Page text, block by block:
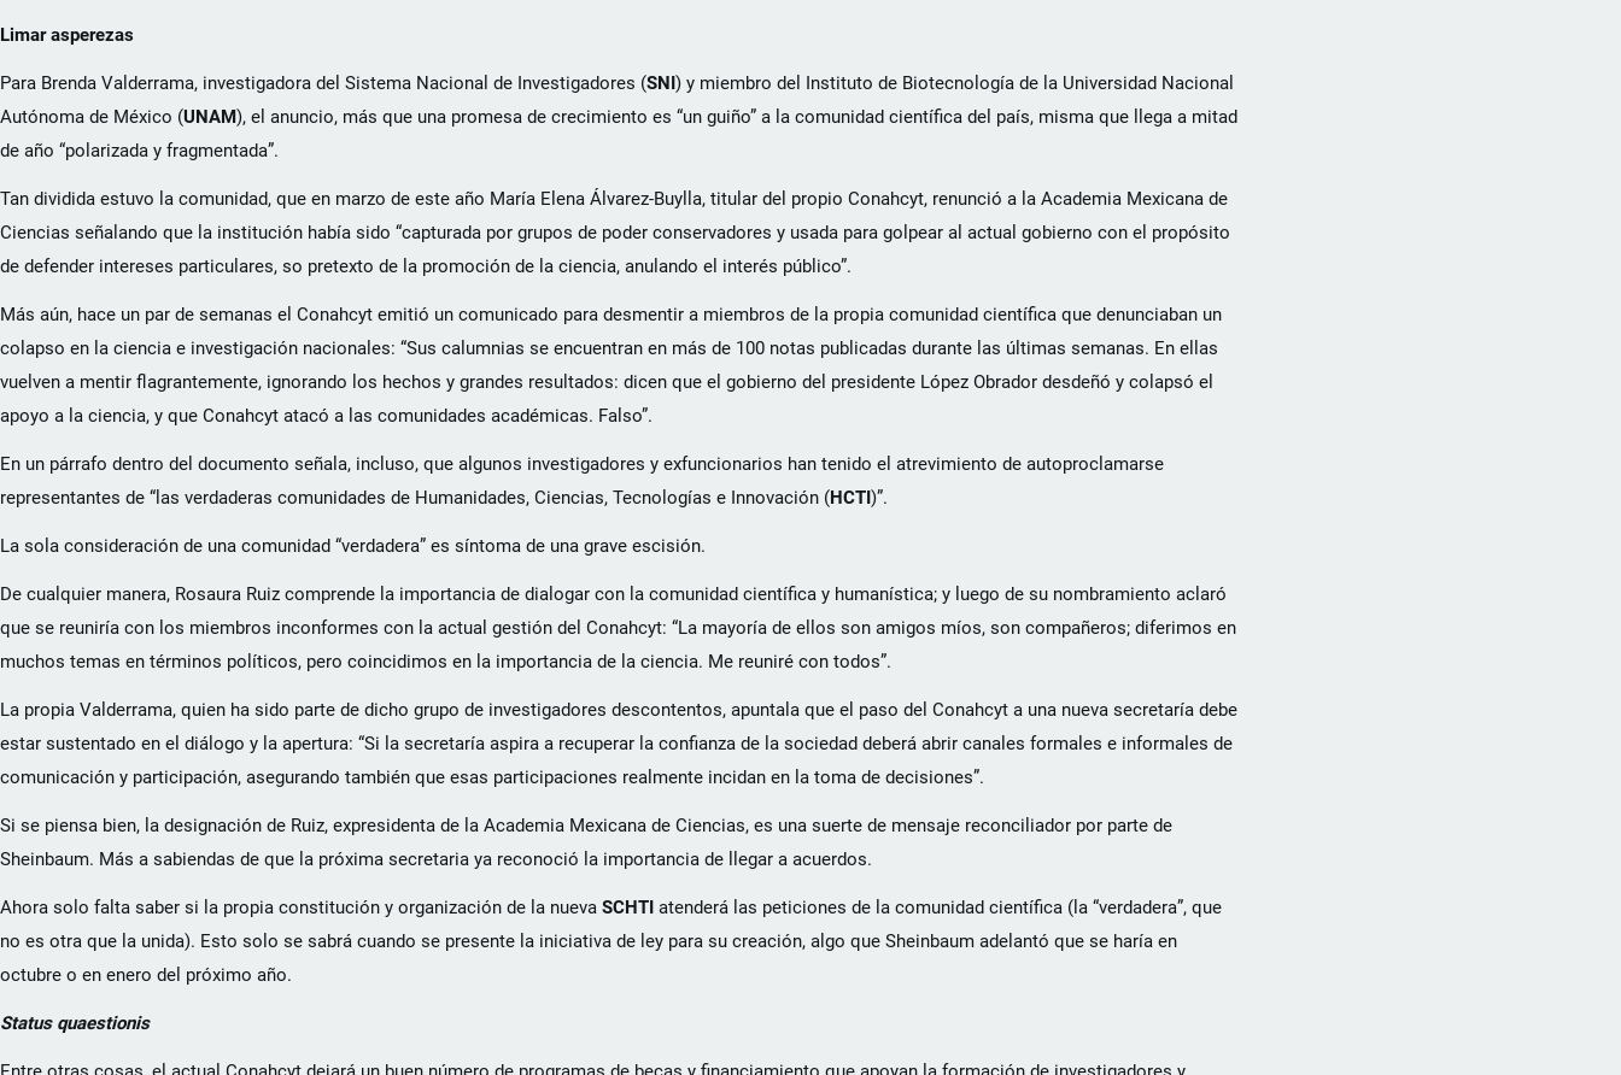
Limar asperezas
Para Brenda Valderrama, investigadora del Sistema Nacional de Investigadores (SNI) y miembro del Instituto de Biotecnología de la Universidad Nacional
Autónoma de México (UNAM), el anuncio, más que una promesa de crecimiento es “un guiño” a la comunidad científica del país, misma que llega a mitad
de año “polarizada y fragmentada”.
Tan dividida estuvo la comunidad, que en marzo de este año María Elena Álvarez-Buylla, titular del propio Conahcyt, renunció a la Academia Mexicana de
Ciencias señalando que la institución había sido “capturada por grupos de poder conservadores y usada para golpear al actual gobierno con el propósito
de defender intereses particulares, so pretexto de la promoción de la ciencia, anulando el interés público”.
Más aún, hace un par de semanas el Conahcyt emitió un comunicado para desmentir a miembros de la propia comunidad científica que denunciaban un
colapso en la ciencia e investigación nacionales: “Sus calumnias se encuentran en más de 100 notas publicadas durante las últimas semanas. En ellas
vuelven a mentir flagrantemente, ignorando los hechos y grandes resultados: dicen que el gobierno del presidente López Obrador desdeñó y colapsó el
apoyo a la ciencia, y que Conahcyt atacó a las comunidades académicas. Falso”.
En un párrafo dentro del documento señala, incluso, que algunos investigadores y exfuncionarios han tenido el atrevimiento de autoproclamarse
representantes de “las verdaderas comunidades de Humanidades, Ciencias, Tecnologías e Innovación (HCTI)”.
La sola consideración de una comunidad “verdadera” es síntoma de una grave escisión.
De cualquier manera, Rosaura Ruiz comprende la importancia de dialogar con la comunidad científica y humanística; y luego de su nombramiento aclaró
que se reuniría con los miembros inconformes con la actual gestión del Conahcyt: “La mayoría de ellos son amigos míos, son compañeros; diferimos en
muchos temas en términos políticos, pero coincidimos en la importancia de la ciencia. Me reuniré con todos”.
La propia Valderrama, quien ha sido parte de dicho grupo de investigadores descontentos, apuntala que el paso del Conahcyt a una nueva secretaría debe
estar sustentado en el diálogo y la apertura: “Si la secretaría aspira a recuperar la confianza de la sociedad deberá abrir canales formales e informales de
comunicación y participación, asegurando también que esas participaciones realmente incidan en la toma de decisiones”.
Si se piensa bien, la designación de Ruiz, expresidenta de la Academia Mexicana de Ciencias, es una suerte de mensaje reconciliador por parte de
Sheinbaum. Más a sabiendas de que la próxima secretaria ya reconoció la importancia de llegar a acuerdos.
Ahora solo falta saber si la propia constitución y organización de la nueva SCHTI atenderá las peticiones de la comunidad científica (la “verdadera”, que
no es otra que la unida). Esto solo se sabrá cuando se presente la iniciativa de ley para su creación, algo que Sheinbaum adelantó que se haría en
octubre o en enero del próximo año.
Status quaestionis